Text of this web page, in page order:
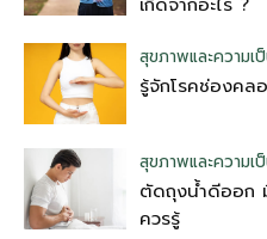
เกิดจากอะไร ?
สุขภาพและความเ
รู้จักโรคช่องคล
สุขภาพและความเ
ตัดถุงน้ําดีออก
ควรรู้